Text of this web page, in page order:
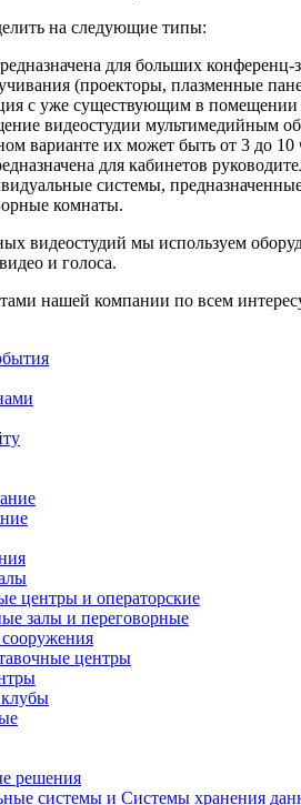
на следующие типы:
для больших
(проекторы, плазменные
с уже существующим в
видеостудии мультимедийным
варианте их может быть от 3 до 10
для кабинетов
системы,
комнаты.
видеостудий мы используем
и голоса.
нашей компании по всем
центры и операторские
залы и переговорные
центры
решения
системы и Системы хранения